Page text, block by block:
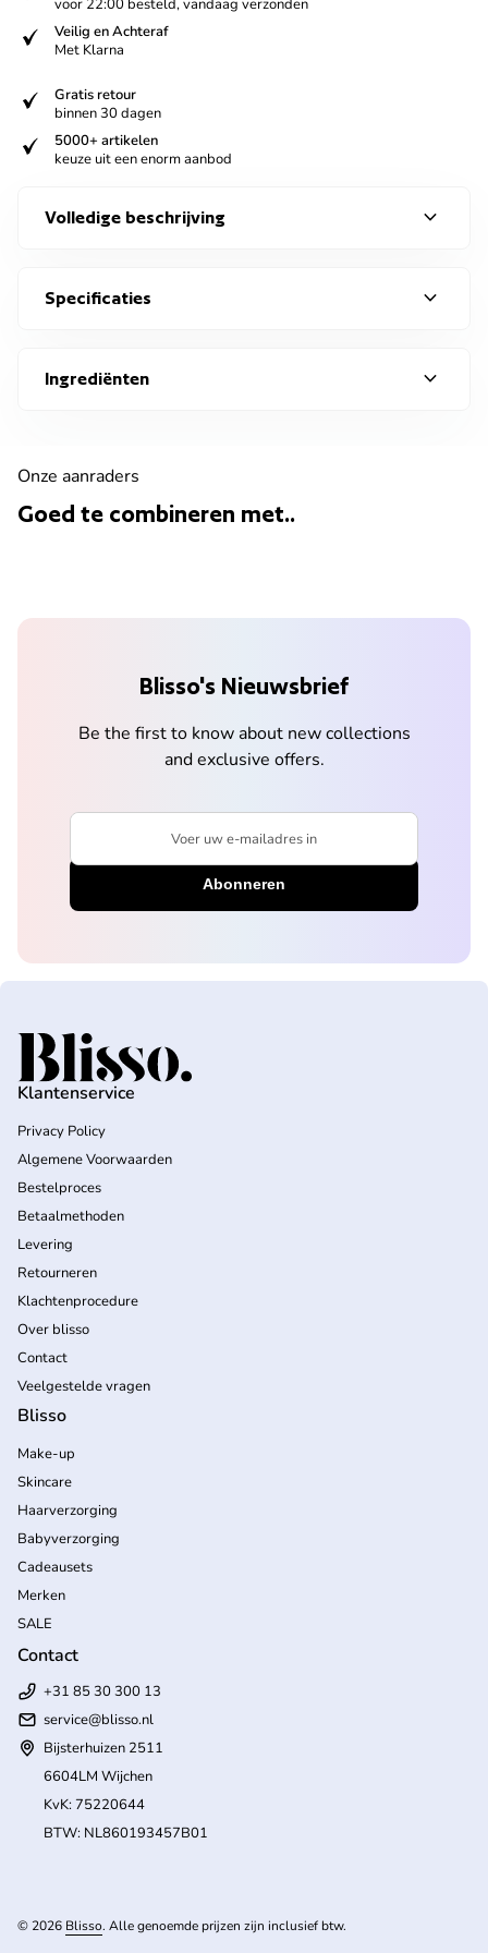
voor 22:00 besteld, vandaag verzonden
verified
Veilig en Achteraf
Met Klarna
verified
Gratis retour
binnen 30 dagen
verified
5000+ artikelen
keuze uit een enorm aanbod
Volledige beschrijving expand_more
Specificaties expand_more
Ingrediënten expand_more
Onze aanraders
Goed te combineren met..
Blisso's Nieuwsbrief
Be the first to know about new collections
and exclusive offers.
Voer uw e-mailadres in
Home
Klantenservice
Privacy Policy
Algemene Voorwaarden
Bestelproces
Betaalmethoden
Levering
Retourneren
Klachtenprocedure
Over blisso
Contact
Veelgestelde vragen
Blisso
Make-up
Skincare
Haarverzorging
Babyverzorging
Cadeausets
Merken
SALE
Contact
+31 85 30 300 13
service@blisso.nl
Bijsterhuizen 2511
6604LM Wijchen
KvK: 75220644
BTW: NL860193457B01
© 2026 Blisso. Alle genoemde prijzen zijn inclusief btw.